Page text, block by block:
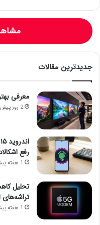
جدیدترین مقالات
معرفی
2 روز پیش
رفع
1 هفته پیش
تحلیل
تراشه‌های
1 هفته پیش